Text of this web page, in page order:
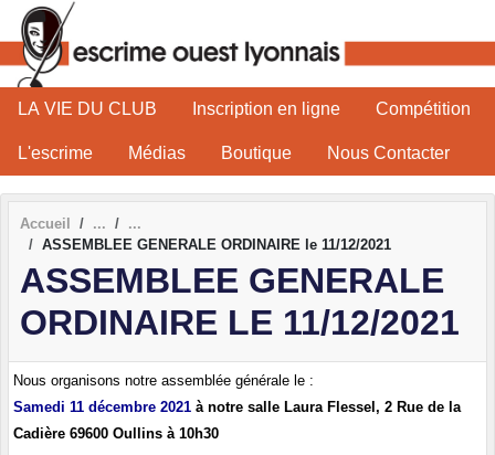
LA VIE DU CLUB Inscription en ligne Compétition
L'escrime Médias Boutique Nous Contacter
Accueil
ASSEMBLEE GENERALE ORDINAIRE le 11/12/2021
ASSEMBLEE GENERALE
ORDINAIRE LE 11/12/2021
Nous organisons notre assemblée générale le :
Samedi 11 décembre 2021 à notre salle Laura Flessel, 2 Rue de la
Cadière 69600 Oullins à 10h30
Panneau de gestion des cookies